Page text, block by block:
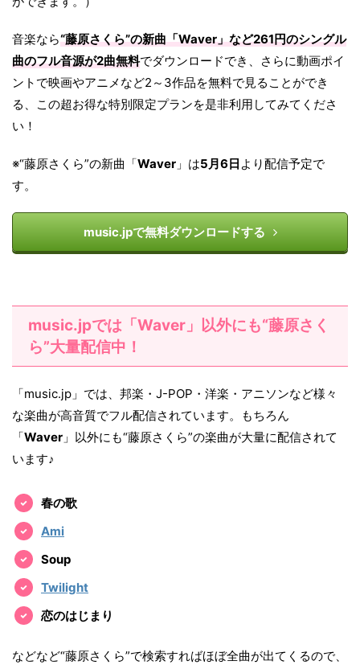
音楽なら“藤原さくら”の新曲「Waver」など261円のシングル
曲のフル音源が2曲無料でダウンロードでき、さらに動画ポイ
ントで映画やアニメなど2～3作品を無料で見ることができ
る、この超お得な特別限定プランを是非利用してみてくださ
い！
※“藤原さくら”の新曲「Waver 」は5月6日 より配信予定で
す。
music.jpで無料ダウンロードする
music.jpでは「Waver」以外にも“藤原さく
ら”大量配信中！
「music.jp」では、邦楽・J-POP・洋楽・アニソンなど様々
な楽曲が高音質でフル配信されています。もちろん
「Waver 」以外にも“藤原さくら”の楽曲が大量に配信されて
います♪
春の歌
Ami
Soup
Twilight
恋のはじまり
などなど“藤原さくら”で検索すればほぼ全曲が出てくるので、